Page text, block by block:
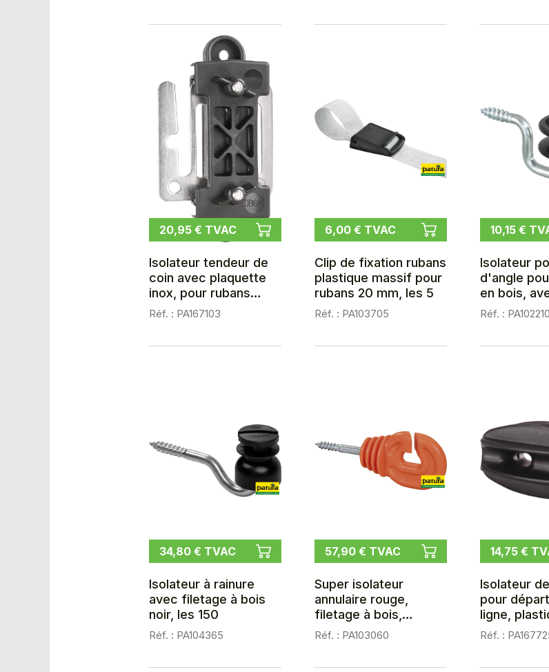
20,95 € TVAC
Isolateur tendeur de
coin avec plaquette
inox, pour rubans
jusqu'à 40 mm, les 3
Réf. : PA167103
6,00 € TVAC
Clip de fixation rubans
plastique massif pour
rubans 20 mm, les 5
Réf. : PA103705
10,15 €
Isolateur
d'angle
en bois,
à bois (les
Réf. : PA102210
34,80 € TVAC
Isolateur à rainure
avec filetage à bois
noir, les 150
Réf. : PA104365
57,90 € TVAC
Super isolateur
annulaire rouge,
filetage à bois,
d=6mm, les 150
Réf. : PA103060
14,75 €
Isolateur
pour
ligne,
les 25
Réf. :